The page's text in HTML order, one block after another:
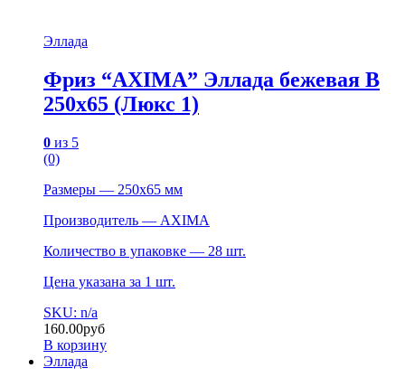
Эллада
Фриз “AXIMA” Эллада бежевая B
250х65 (Люкс 1)
0 из 5
(0)
Размеры — 250х65 мм
Производитель — AXIMA
Количество в упаковке — 28 шт.
Цена указана за 1 шт.
SKU: n/a
160.00руб
В корзину
Эллада